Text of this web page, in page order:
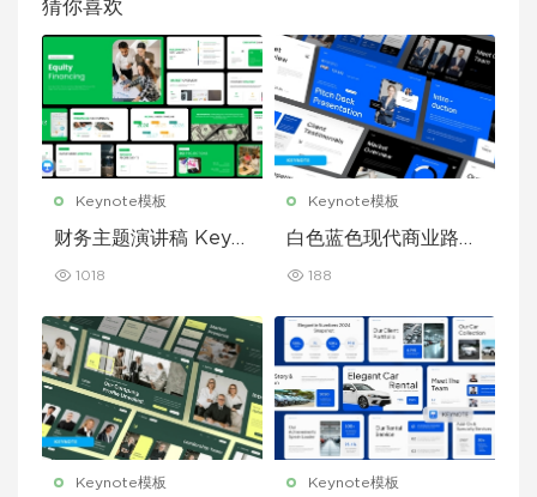
猜你喜欢
Keynote模板
财务主题演讲稿 Keyn
1018
Keynote模板
白色蓝色现代商业路演
板
188
Keynote模板 Keynote模板